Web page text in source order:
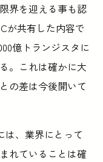
界を迎える事も認
が共有した内容で
億トランジスタに
。これは確かに大
の差は今後開いて
は、業界にとって
れていることは確